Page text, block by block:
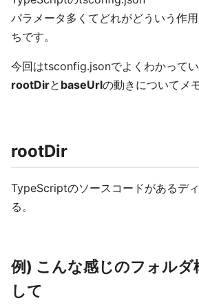
パラメータ多くてどれがどういう作
ちです。
今回はtsconfig.jsonでよくわかって
rootDirと baseUrlの動きについてメモ
rootDir
TypeScriptのソースコードがあるデ
る。
例) こんな感じのフォルダ
して